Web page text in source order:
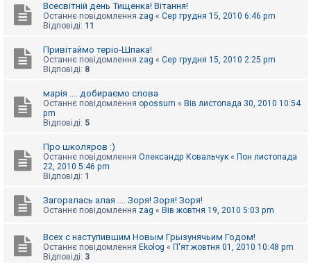
Всесвітній день Тищенка! Вітання!
Останнє повідомлення zag « Сер грудня 15, 2010 6:46 pm
Відповіді: 11
Привітаймо теріо-Шпака!
Останнє повідомлення zag « Сер грудня 15, 2010 2:25 pm
Відповіді: 8
марія .... добираємо слова
Останнє повідомлення opossum « Вів листопада 30, 2010 10:54
pm
Відповіді: 5
Про школяров :)
Останнє повідомлення Олександр Ковальчук « Пон листопада
22, 2010 5:46 pm
Відповіді: 1
Загоралась алая .... Зоря! Зоря! Зоря!
Останнє повідомлення zag « Вів жовтня 19, 2010 5:03 pm
Всех с наступившим Новым Грызунячьим Годом!
Останнє повідомлення Ekolog « П'ят жовтня 01, 2010 10:48 pm
Відповіді: 3